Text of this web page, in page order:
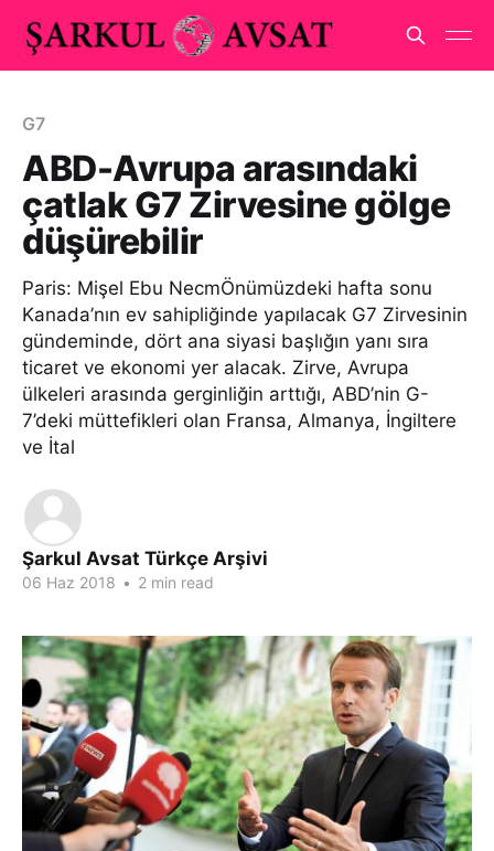
G7
ABD-Avrupa arasındaki
çatlak G7 Zirvesine gölge
düşürebilir
Paris: Mişel Ebu NecmÖnümüzdeki hafta sonu
Kanada’nın ev sahipliğinde yapılacak G7 Zirvesinin
gündeminde, dört ana siyasi başlığın yanı sıra
ticaret ve ekonomi yer alacak. Zirve, Avrupa
ülkeleri arasında gerginliğin arttığı, ABD’nin G-
7’deki müttefikleri olan Fransa, Almanya, İngiltere
ve İtal
Şarkul Avsat Türkçe Arşivi
06 Haz 2018 • 2 min read